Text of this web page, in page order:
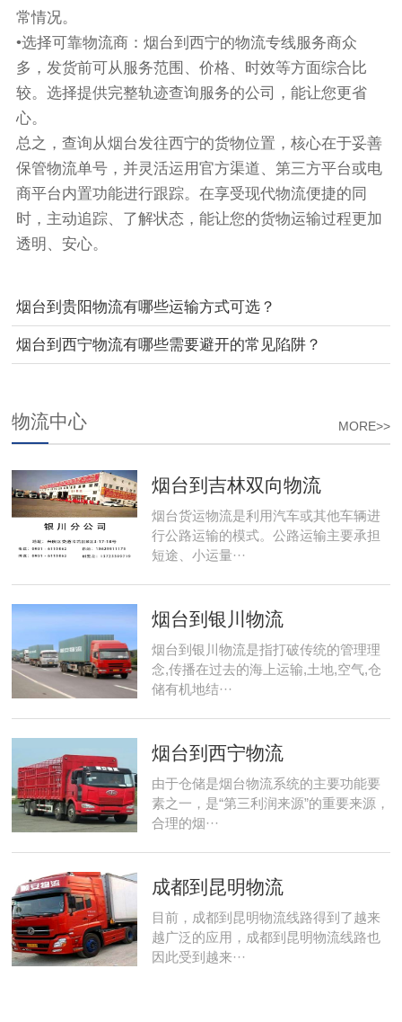
常情况。
•选择可靠物流商：烟台到西宁的物流专线服务商众
多，发货前可从服务范围、价格、时效等方面综合比
较。选择提供完整轨迹查询服务的公司，能让您更省
心。
总之，查询从烟台发往西宁的货物位置，核心在于妥善
保管物流单号，并灵活运用官方渠道、第三方平台或电
商平台内置功能进行跟踪。在享受现代物流便捷的同
时，主动追踪、了解状态，能让您的货物运输过程更加
透明、安心。
烟台到贵阳物流有哪些运输方式可选？
烟台到西宁物流有哪些需要避开的常见陷阱？
MORE>>
物流中心
烟台到吉林双向物流
烟台货运物流是利用汽车或其他车辆进
行公路运输的模式。公路运输主要承担
短途、小运量···
烟台到银川物流
烟台到银川物流是指打破传统的管理理
念,传播在过去的海上运输,土地,空气,仓
储有机地结···
烟台到西宁物流
由于仓储是烟台物流系统的主要功能要
素之一，是“第三利润来源”的重要来源，
合理的烟···
成都到昆明物流
目前，成都到昆明物流线路得到了越来
越广泛的应用，成都到昆明物流线路也
因此受到越来···